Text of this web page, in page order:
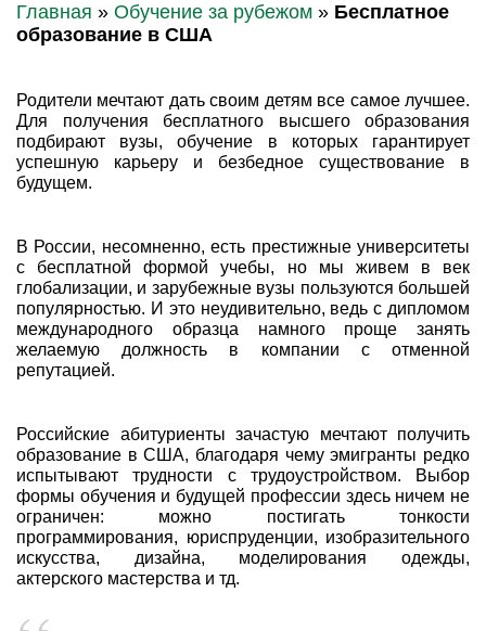
Главная » Обучение за рубежом » Бесплатное
образование в США
Родители мечтают дать своим детям все самое лучшее.
Для получения бесплатного высшего образования
подбирают вузы, обучение в которых гарантирует
успешную карьеру и безбедное существование в
будущем.
В России, несомненно, есть престижные университеты
с бесплатной формой учебы, но мы живем в век
глобализации, и зарубежные вузы пользуются большей
популярностью. И это неудивительно, ведь с дипломом
международного образца намного проще занять
желаемую должность в компании с отменной
репутацией.
Российские абитуриенты зачастую мечтают получить
образование в США, благодаря чему эмигранты редко
испытывают трудности с трудоустройством. Выбор
формы обучения и будущей профессии здесь ничем не
ограничен: можно постигать тонкости
программирования, юриспруденции, изобразительного
искусства, дизайна, моделирования одежды,
актерского мастерства и тд.